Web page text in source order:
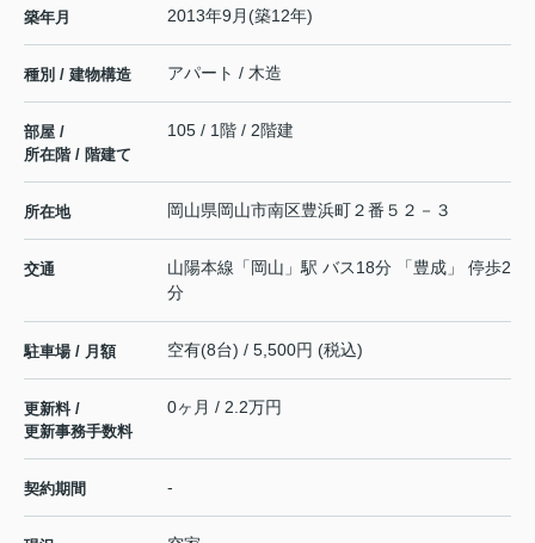
築年月 2013年9月(築12年)
種別 / 建物構造 アパート / 木造
部屋 /
所在階 / 階建て
105 / 1階 / 2階建
所在地 岡山県岡山市南区豊浜町２番５２－３
交通 山陽本線 「 岡山 」駅 バス18分 「豊成」 停歩2
分
駐車場 / 月額 空有(8台) / 5,500円 (税込)
更新料 /
更新事務手数料
0ヶ月 / 2.2万円
契約期間 -